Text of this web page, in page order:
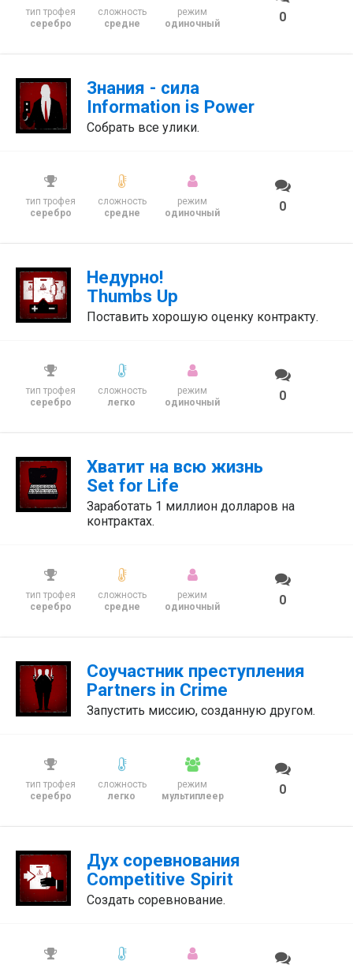
тип трофея
серебро
сложность
средне
режим
одиночный
0
Знания - сила
Information is Power
Собрать все улики.
тип трофея
серебро
сложность
средне
режим
одиночный
0
Недурно!
Thumbs Up
Поставить хорошую оценку контракту.
тип трофея
серебро
сложность
легко
режим
одиночный
0
Хватит на всю жизнь
Set for Life
Заработать 1 миллион долларов на
контрактах.
тип трофея
серебро
сложность
средне
режим
одиночный
0
Соучастник преступления
Partners in Crime
Запустить миссию, созданную другом.
тип трофея
серебро
сложность
легко
режим
мультиплеер
0
Дух соревнования
Competitive Spirit
Создать соревнование.